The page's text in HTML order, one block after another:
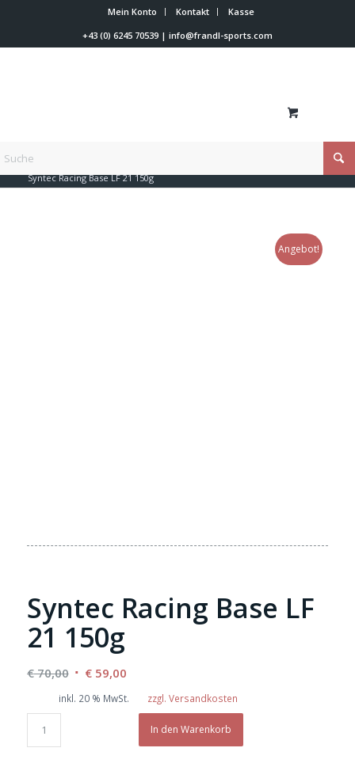
Mein Konto Kontakt
Kasse
+43 (0) 6245 70539| info@frandl-sports.com
Du bist hier:
Syntec Racing Base LF 21 150g
Angebot!
Syntec Racing Base LF
21 150g
€70,00 Ursprünglicher
Preis
€59,00Aktueller
ist:
€ 59,00.
inkl. 20 % MwSt. zzgl. Versandkosten
In den Warenkorb